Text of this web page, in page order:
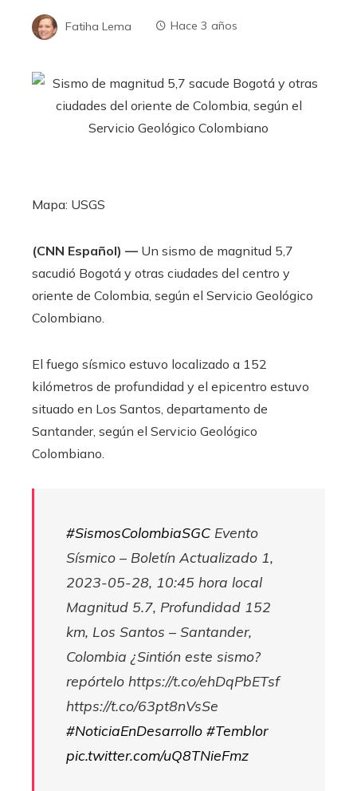
Fatiha Lema Hace 3 años
Mapa: USGS
(CNN Español) — Un sismo de magnitud 5,7
sacudió Bogotá y otras ciudades del centro y
oriente de Colombia, según el Servicio Geológico
Colombiano.
El fuego sísmico estuvo localizado a 152
kilómetros de profundidad y el epicentro estuvo
situado en Los Santos, departamento de
Santander, según el Servicio Geológico
Colombiano.
#SismosColombiaSGC Evento
Sísmico – Boletín Actualizado 1,
2023-05-28, 10:45 hora local
Magnitud 5.7, Profundidad 152
km, Los Santos – Santander,
Colombia ¿Sintión este sismo?
repórtelo https://t.co/ehDqPbETsf
https://t.co/63pt8nVsSe
#NoticiaEnDesarrollo #Temblor
pic.twitter.com/uQ8TNieFmz